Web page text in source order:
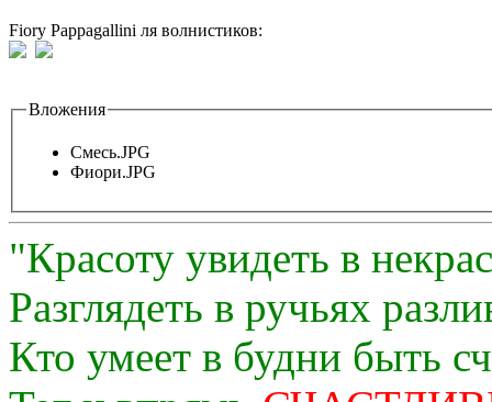
Fiory Pappagallini ля волнистиков:
Вложения
Смесь.JPG
Фиори.JPG
"Красоту увидеть в
Разглядеть в ручьях
Кто умеет в будни быть